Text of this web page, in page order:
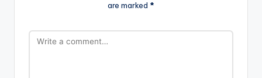
are marked *